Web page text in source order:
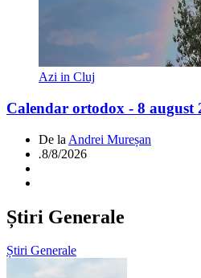
Azi in Cluj
Calendar ortodox - 8 august
De la Andrei Mureșan
.8/8/2026
Știri Generale
Știri Generale